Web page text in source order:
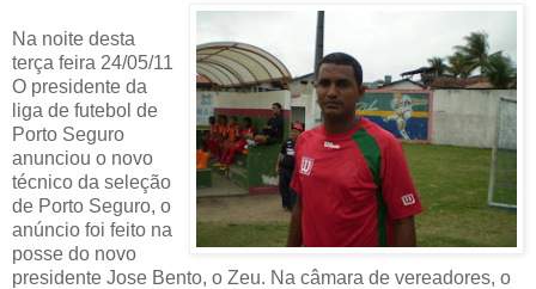
Na noite desta
terça feira 24/05/11
O presidente da
liga de futebol de
Porto Seguro
anunciou o novo
técnico da seleção
de Porto Seguro, o
anúncio foi feito na
posse do novo
presidente Jose Bento, o Zeu. Na câmara de vereadores, o